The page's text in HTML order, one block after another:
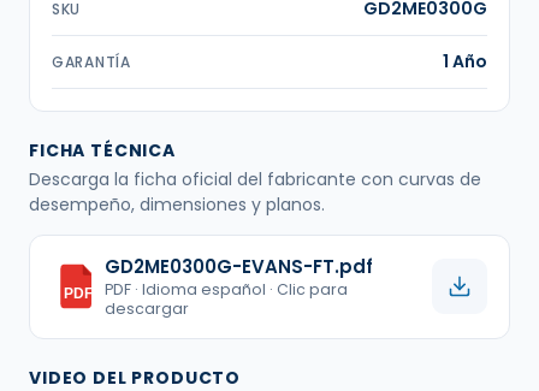
SKU GD2ME0300G
GARANTÍA 1 Año
FICHA TÉCNICA
Descarga la ficha oficial del fabricante con curvas de
desempeño, dimensiones y planos.
PDF
GD2ME0300G-EVANS-FT.pdf
PDF · Idioma español · Clic para
descargar
VIDEO DEL PRODUCTO